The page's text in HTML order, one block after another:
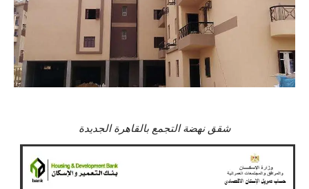
شقق نهضة التجمع بالقاهرة الجديدة